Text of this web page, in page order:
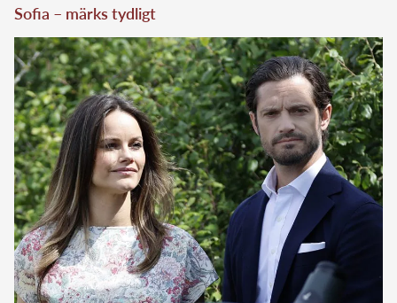
Sofia – märks tydligt